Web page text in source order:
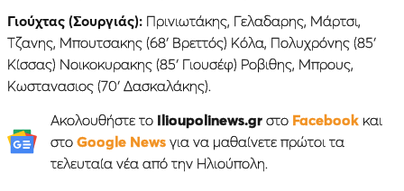
Γιούχτας (Σουργιάς): Πρινιωτάκης, Γελαδαρης, Μάρτσι,
Τζανης, Μπουτσακης (68′ Βρεττός) Κόλα, Πολυχρόνης (85′
Κίσσας) Νοικοκυρακης (85′ Γιουσέφ) Ροβιθης, Μπρους,
Κωστανασιος (70′ Δασκαλάκης).
Ακολουθήστε το Ilioupolinews.grστο Facebookκαι
στο Google Newsγια να μαθαίνετε πρώτοι τα
τελευταία νέα από την Ηλιούπολη.